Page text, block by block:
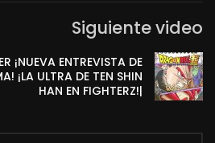
Siguiente video
¡NUEVA ENTREVISTA DE
¡LA ULTRA DE TEN SHIN
HAN EN FIGHTERZ!|